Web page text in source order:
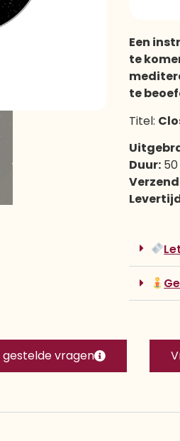
Een
te
te
Titel:
Duur:
gestelde vragen